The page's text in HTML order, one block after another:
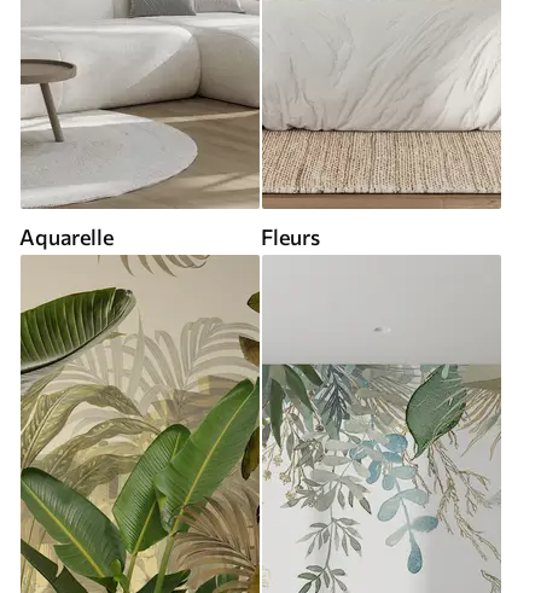
Aquarelle Fleurs